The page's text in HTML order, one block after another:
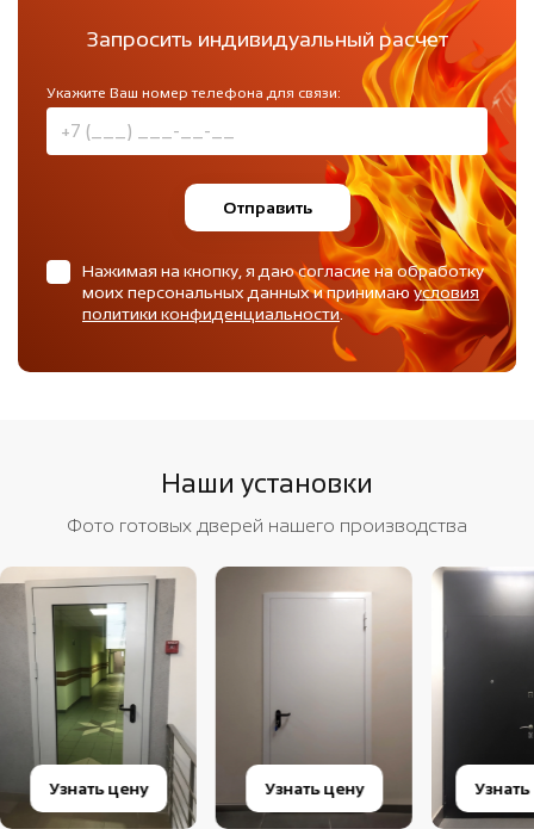
Запросить индивидуальный расчет
Укажите Ваш номер телефона для связи:
Отправить
Нажимая на кнопку, я даю согласие на обработку
моих персональных данных и принимаюусловия
политики конфиденциальности.
Наши установки
Фото готовых дверей нашего производства
Узнать цену Узнать цену